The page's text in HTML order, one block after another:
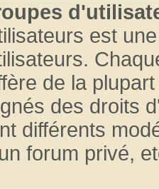
est
de la
des droits
différents
forum privé,